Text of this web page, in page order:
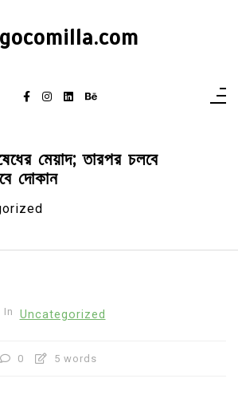
মেয়াদ; তারপর চলবে
দোকান
In Uncategorized
0 5 words